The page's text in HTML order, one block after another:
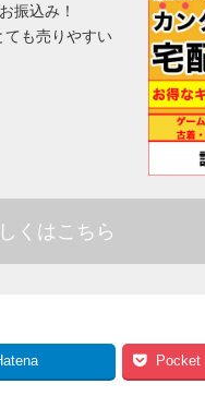
振込み！
ても売りやすい
くはこちら
Pocket